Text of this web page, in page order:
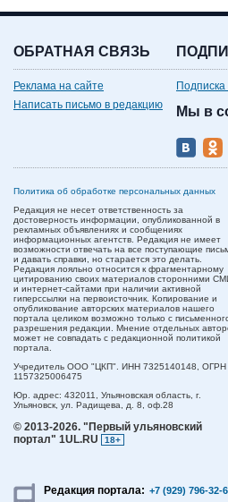
ОБРАТНАЯ СВЯЗЬ
Реклама на сайте
Написать письмо в редакцию
Мы в
Политика об обработке персональных данных
Редакция не несет ответственность за
достоверность информации, опубликованной в
рекламных объявлениях и сообщениях
информационных агентств. Редакция не имеет
возможности отвечать на все поступающие
и давать справки, но старается это делать.
Редакция лояльно относится к фрагментарному
цитированию своих материалов сторонними
и интернет-сайтами при наличии активной
гиперссылки на первоисточник. Копирование и
опубликование авторских материалов нашего
портала целиком возможно только с
разрешения редакции. Мнение отдельных
может не совпадать с редакционной политикой
портала.
Учредитель ООО "ЦКП". ИНН 7325140148, ОГРН
1157325006475
Юр. адрес: 432011, Ульяновская область, г.
Ульяновск, ул. Радищева, д. 8, оф.28
© 2013-2026. "Первый ульяновский
портал" 1UL.RU
18+
Редакция портала: +7 (929) 796-32-